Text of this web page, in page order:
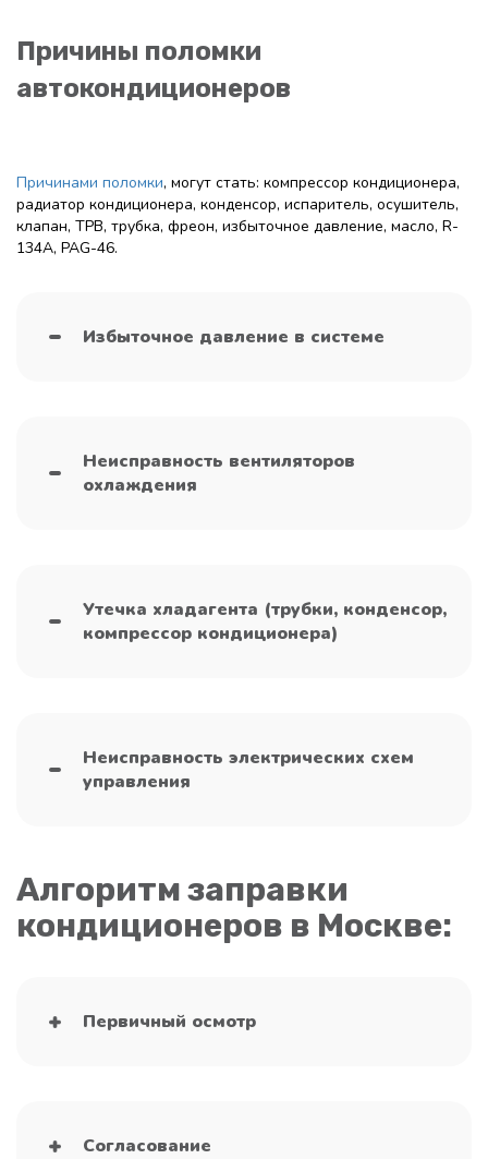
Причины поломки
автокондиционеров
Причинами поломки, могут стать: компрессор кондиционера,
радиатор кондиционера, конденсор, испаритель, осушитель,
клапан, ТРВ, трубка, фреон, избыточное давление, масло, R-
134A, PAG-46.
Избыточное давление в системе
Неисправность вентиляторов
охлаждения
Утечка хладагента (трубки, конденсор,
компрессор кондиционера)
Неисправность электрических схем
управления
Алгоритм заправки
кондиционеров в Москве:
Первичный осмотр
Согласование